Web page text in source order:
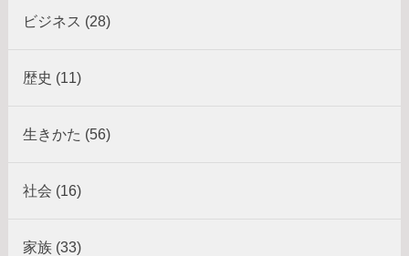
ビジネス (28)
歴史 (11)
生きかた (56)
社会 (16)
家族 (33)